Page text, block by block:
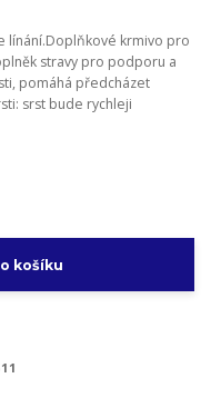
línání.Doplňkové krmivo pro
stravy pro podporu a
pomáhá předcházet
srst bude rychleji
košíku